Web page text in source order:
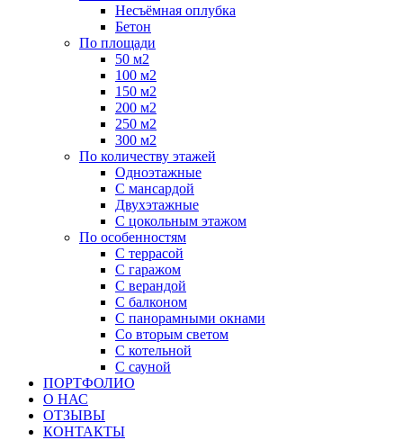
Несъёмная оплубка
Бетон
По площади
50 м2
100 м2
150 м2
200 м2
250 м2
300 м2
По количеству этажей
Одноэтажные
С мансардой
Двухэтажные
С цокольным этажом
По особенностям
С террасой
С гаражом
С верандой
С балконом
С панорамными окнами
Со вторым светом
С котельной
С сауной
ПОРТФОЛИО
О НАС
ОТЗЫВЫ
КОНТАКТЫ